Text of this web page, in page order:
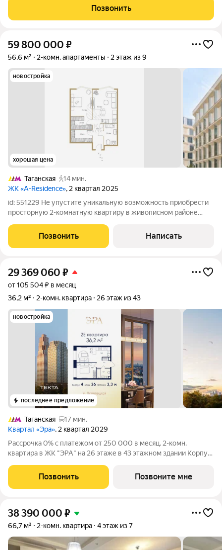
однокомнатные, 29 двухкомнатных, 18 трёхкомнатных, а также
6 квартир с четырьмя и более
Позвонить
59 800 000 ₽
56,6 м² 2-комн. апартаменты 2 этаж из 9
новостройка
хорошая цена
Таганская
14 мин.
ЖК «A-Residence», 2 квартал 2025
id: 551229 Не упустите уникальную возможность приобрести
просторную 2-комнатную квартиру в живописном районе
Этаж: 2 из 9 Высота потолков: 2.95 м Адрес: ЖК "A.Residense",
рядом с метро
Позвонить Написать
29 369 060 ₽
от 105 504 ₽ в месяц
36,2 м²
2-комн. квартира 26 этаж из 43
новостройка
последнее предложение
Таганская
17 мин.
Квартал «Эра», 2 квартал 2029
Рассрочка 0% с платежом от 250 000 в месяц. 2-комн.
квартира в ЖК "ЭРА" на 26 этаже в 43 этажном здании Корпус
потолков 3.30 м. Современный премиум-квартал ЭРА на
Дербеневской набережной,
Позвонить Позвоните мне
38 390 000 ₽
66,7 м² 2-комн. квартира 4 этаж из 7